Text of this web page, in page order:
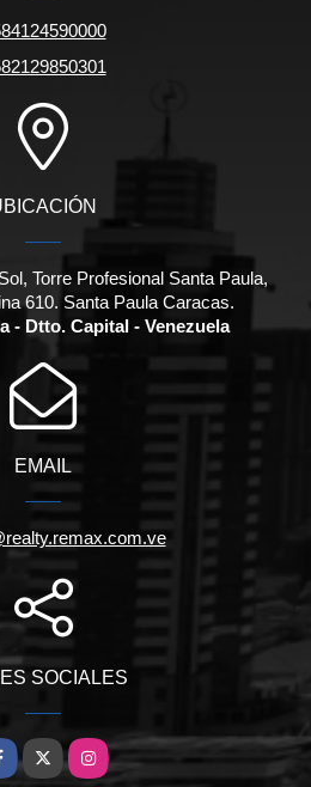
Torre Profesional Santa Paula,
610. Santa Paula Caracas.
- Dtto. Capital - Venezuela
EMAIL
SOCIALES
X Instagram